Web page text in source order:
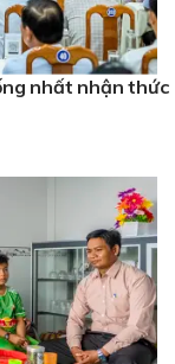
nhất nhận thức